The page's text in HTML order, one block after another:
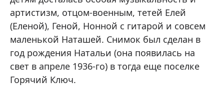
артистизм, отцом-военным, тетей Елей
(Еленой), Геной, Нонной с гитарой и совсем
маленькой Наташей. Снимок был сделан в
год рождения Натальи (она появилась на
свет в апреле 1936-го) в тогда еще поселке
Горячий Ключ.